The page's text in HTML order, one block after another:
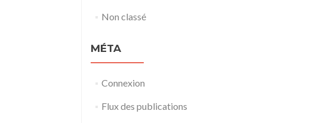
Non classé
MÉTA
Connexion
Flux des publications